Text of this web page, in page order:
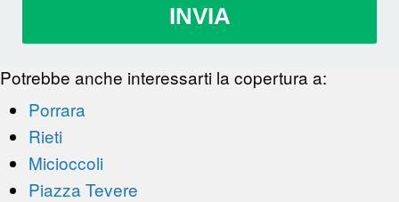
INVIA
Potrebbe anche interessarti la copertura a:
Porrara
Rieti
Micioccoli
Piazza Tevere